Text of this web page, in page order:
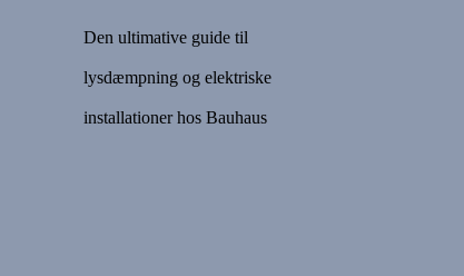
Den ultimative guide til
lysdæmpning og elektriske
installationer hos Bauhaus